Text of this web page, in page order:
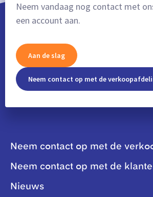
Neem vandaag nog contact met
een account aan.
Aan de slag
Neem contact op met de
Neem contact op met de
Neem contact op met de
Nieuws